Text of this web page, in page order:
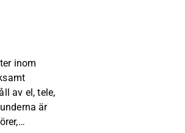
inom
av el, tele,
är